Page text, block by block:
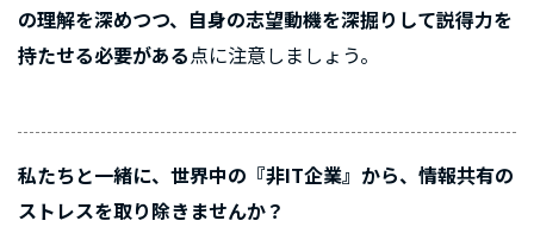
の理解を深めつつ、自身の志望動機を深掘りして説得力を
持たせる必要がある点に注意しましょう。
私たちと一緒に、世界中の『非IT企業』から、情報共有の
ストレスを取り除きませんか？